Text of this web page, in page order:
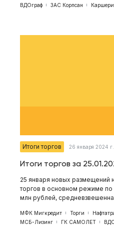
ВДОграф
ЗАС Корпсан
Итоги торгов 26 января 2024 г.
Итоги торгов за
25 января новых
торгов в основном режиме по
млн рублей,
МФК Мигкредит Торги
МСБ-Лизинг
ГК САМОЛЕТ